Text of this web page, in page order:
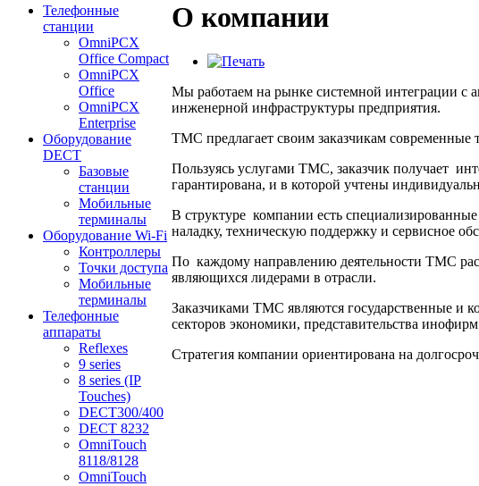
Телефонные
станции
OmniPCX
Office Compact
OmniPCX
Office
OmniPCX
Enterprise
Оборудование
DECT
Базовые
станции
Мобильные
терминалы
Оборудование Wi-Fi
Контроллеры
Точки доступа
Мобильные
терминалы
Телефонные
аппараты
Reflexes
9 series
8 series (IP
Touches)
DECT300/400
DECT 8232
OmniTouch
8118/8128
OmniTouch
О компании
Мы работаем на рынке системной интеграции с
инженерной инфраструктуры предприятия.
ТМС предлагает своим заказчикам современные
Пользуясь услугами ТМС, заказчик получает
гарантирована, и в которой учтены
В структуре компании есть
наладку, техническую поддержку и сервисное
По каждому направлению деятельности ТМС
являющихся лидерами в отрасли.
Заказчиками ТМС являются государственные и
секторов экономики, представительства
Стратегия компании ориентирована на